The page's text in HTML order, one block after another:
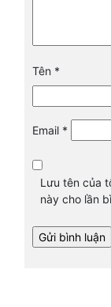
Tên *
Email *
Lưu tên của
này cho lần